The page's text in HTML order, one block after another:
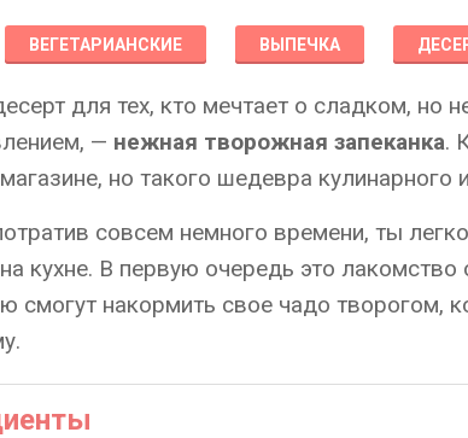
ВЕГЕТАРИАНСКИЕ ВЫПЕЧКА
для тех, кто мечтает о сладком, но
— нежная творожная запеканка.
но такого шедевра
совсем немного времени, ты
на кухне. В первую очередь это
смогут накормить свое чадо творогом,